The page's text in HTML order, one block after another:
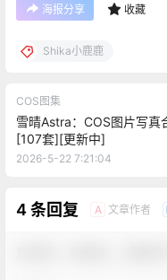
海报分享 收藏
Shika小鹿鹿
COS图集
雪晴Astra：COS图片写真
[107套][更新中]
2026-5-22 7:21:04
4 条回复 A 文章作者